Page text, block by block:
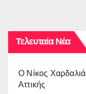
Τελευταία Νέα
O Νίκος
Αττικής